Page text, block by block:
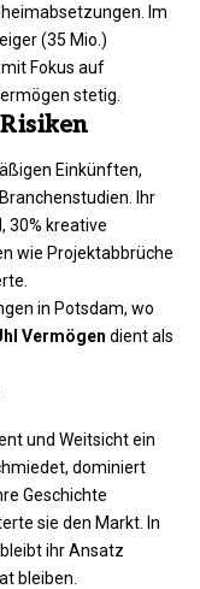
Im
(35 Mio.)
Fokus auf
stetig.
Einkünften,
Ihr
30% kreative
wie Projektabbrüche
in Potsdam, wo
Vermögen dient als
und Weitsicht ein
dominiert
Geschichte
sie den Markt. In
ihr Ansatz
bleiben.